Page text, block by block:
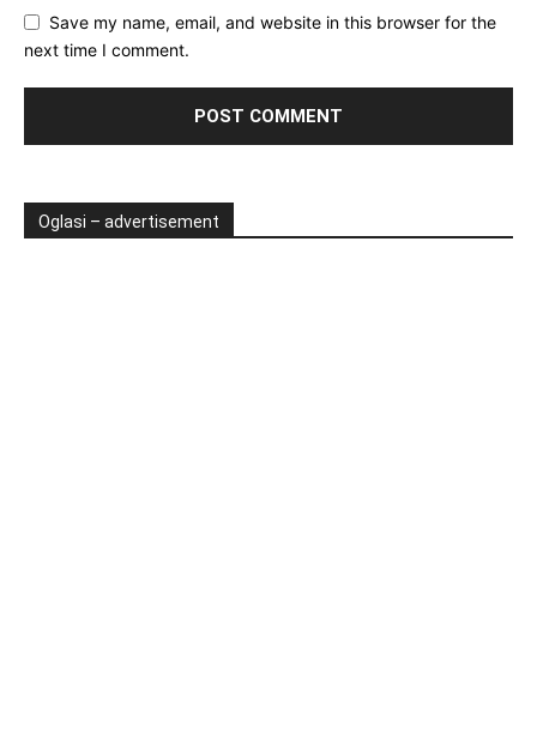
Save my name, email, and website in this browser for the
next time I comment.
Oglasi – advertisement